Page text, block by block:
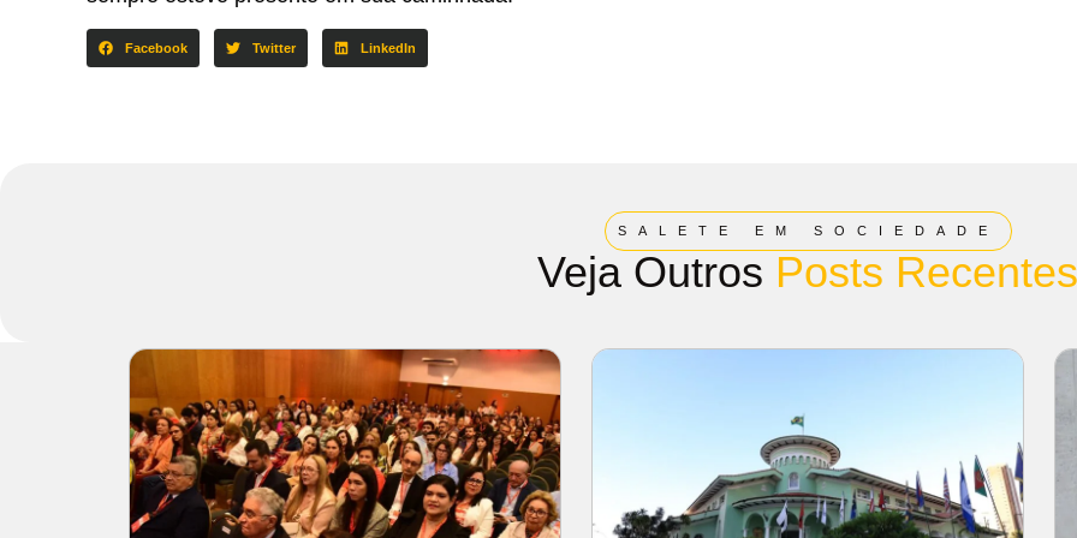
Facebook Twitter LinkedIn
SALETE EM SOCIEDADE
Veja Outros Posts Recentes